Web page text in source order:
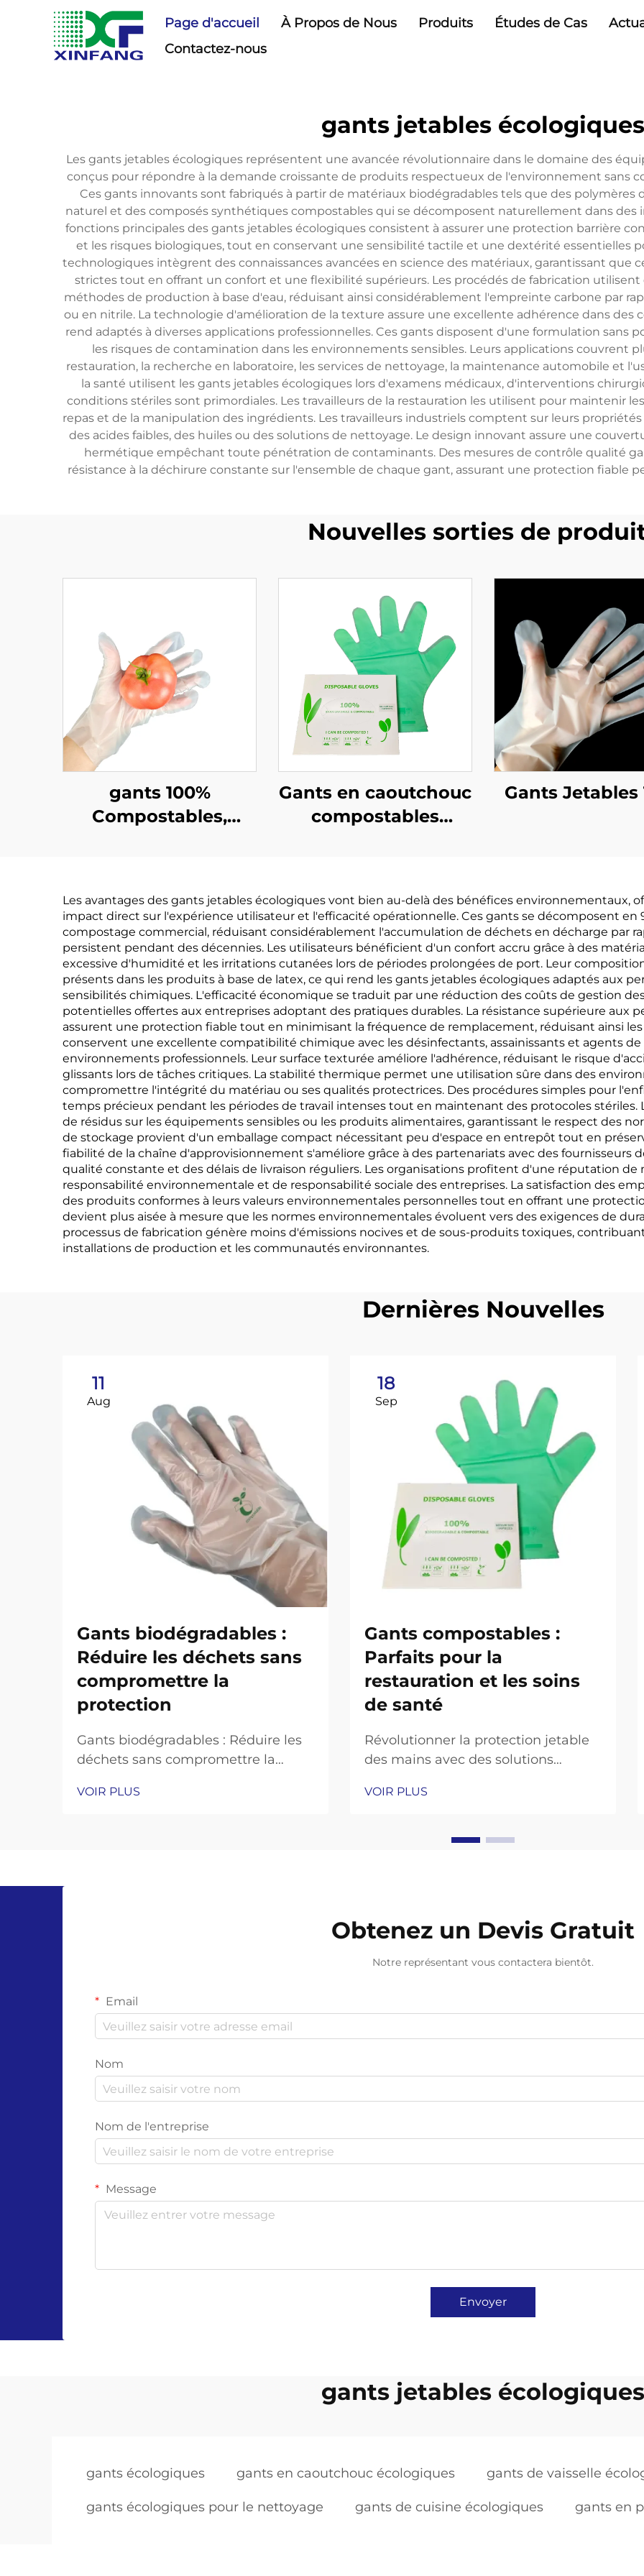
Page d'accueil À Propos de Nous Produits Études de Cas
Contactez-nous
gants jetables écologiques
Les gants jetables écologiques représentent une avancée révolutionnaire dans le domaine des
conçus pour répondre à la demande croissante de produits respectueux de l'environnement sans
Ces gants innovants sont fabriqués à partir de matériaux biodégradables tels que des polymères
naturel et des composés synthétiques compostables qui se décomposent naturellement dans des
fonctions principales des gants jetables écologiques consistent à assurer une protection barrière
et les risques biologiques, tout en conservant une sensibilité tactile et une dextérité essentielles
technologiques intègrent des connaissances avancées en science des matériaux, garantissant que
strictes tout en offrant un confort et une flexibilité supérieurs. Les procédés de fabrication
méthodes de production à base d'eau, réduisant ainsi considérablement l'empreinte carbone par
ou en nitrile. La technologie d'amélioration de la texture assure une excellente adhérence dans des
rend adaptés à diverses applications professionnelles. Ces gants disposent d'une formulation sans
les risques de contamination dans les environnements sensibles. Leurs applications couvrent
restauration, la recherche en laboratoire, les services de nettoyage, la maintenance automobile et
la santé utilisent les gants jetables écologiques lors d'examens médicaux, d'interventions
conditions stériles sont primordiales. Les travailleurs de la restauration les utilisent pour maintenir
repas et de la manipulation des ingrédients. Les travailleurs industriels comptent sur leurs
des acides faibles, des huiles ou des solutions de nettoyage. Le design innovant assure une
hermétique empêchant toute pénétration de contaminants. Des mesures de contrôle qualité
résistance à la déchirure constante sur l'ensemble de chaque gant, assurant une protection fiable
Nouvelles sorties de
gants 100%
Compostables,
de Maïs
Gants en caoutchouc
compostables
maïs
Gants Jetables
Les avantages des gants jetables écologiques vont bien au-delà des bénéfices environnementaux,
impact direct sur l'expérience utilisateur et l'efficacité opérationnelle. Ces gants se décomposent en
compostage commercial, réduisant considérablement l'accumulation de déchets en décharge par
persistent pendant des décennies. Les utilisateurs bénéficient d'un confort accru grâce à des
excessive d'humidité et les irritations cutanées lors de périodes prolongées de port. Leur
présents dans les produits à base de latex, ce qui rend les gants jetables écologiques adaptés aux
sensibilités chimiques. L'efficacité économique se traduit par une réduction des coûts de gestion
potentielles offertes aux entreprises adoptant des pratiques durables. La résistance supérieure aux
assurent une protection fiable tout en minimisant la fréquence de remplacement, réduisant ainsi
conservent une excellente compatibilité chimique avec les désinfectants, assainissants et agents
environnements professionnels. Leur surface texturée améliore l'adhérence, réduisant le risque
glissants lors de tâches critiques. La stabilité thermique permet une utilisation sûre dans des
compromettre l'intégrité du matériau ou ses qualités protectrices. Des procédures simples pour
temps précieux pendant les périodes de travail intenses tout en maintenant des protocoles stériles.
de résidus sur les équipements sensibles ou les produits alimentaires, garantissant le respect des
de stockage provient d'un emballage compact nécessitant peu d'espace en entrepôt tout en
fiabilité de la chaîne d'approvisionnement s'améliore grâce à des partenariats avec des fournisseurs
qualité constante et des délais de livraison réguliers. Les organisations profitent d'une réputation de
responsabilité environnementale et de responsabilité sociale des entreprises. La satisfaction des
des produits conformes à leurs valeurs environnementales personnelles tout en offrant une
devient plus aisée à mesure que les normes environnementales évoluent vers des exigences de
processus de fabrication génère moins d'émissions nocives et de sous-produits toxiques,
installations de production et les communautés environnantes.
Dernières Nouvelles
11
Aug
Gants biodégradables :
Réduire les déchets sans
compromettre la
protection
Gants biodégradables : Réduire les
déchets sans compromettre la
de la santé aux services
VOIR PLUS
18
Sep
Gants compostables :
Parfaits pour la
restauration et les soins
de santé
Révolutionner la protection jetable
des mains avec des solutions
croissante de l'environnement dans
un changement remarquable vers
VOIR PLUS
Obtenez un Devis Gratuit
Notre représentant vous contactera bientôt.
Email
Nom
Nom de l'entreprise
Message
Envoyer
gants jetables écologiques
gants écologiques gants en caoutchouc écologiques gants de vaisselle
gants écologiques pour le nettoyage gants de cuisine écologiques gants en